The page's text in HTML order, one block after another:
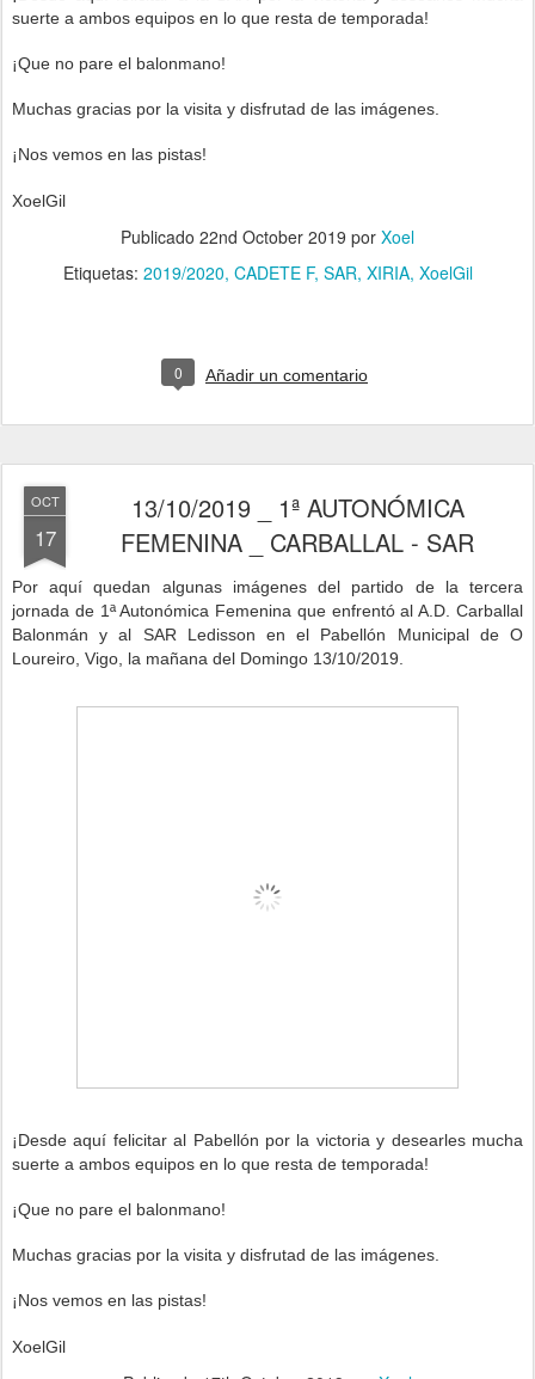
suerte a ambos equipos en lo que resta de temporada!
¡Que no pare el balonmano!
Muchas gracias por la visita y disfrutad de las imágenes.
¡Nos vemos en las pistas!
XoelGil
Publicado 22nd October 2019 por Xoel
Etiquetas: 2019/2020 CADETE F SAR XIRIA XoelGil
0 Añadir un comentario
OCT
17
13/10/2019 _ 1ª AUTONÓMICA
FEMENINA _ CARBALLAL - SAR
Por aquí quedan algunas imágenes del partido de la tercera
jornada de 1ª Autonómica Femenina que enfrentó al A.D. Carballal
Balonmán y al SAR Ledisson en el Pabellón Municipal de O
Loureiro, Vigo, la mañana del Domingo 13/10/2019.
¡Desde aquí felicitar al Pabellón por la victoriay desearles mucha
suerte a ambos equipos en lo que resta de temporada!
¡Que no pare el balonmano!
Muchas gracias por la visita y disfrutad de las imágenes.
¡Nos vemos en las pistas!
XoelGil